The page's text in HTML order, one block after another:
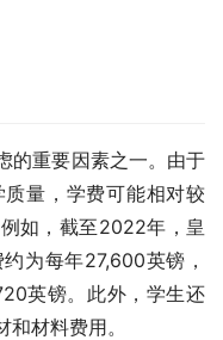
的重要因素之一。由于
量，学费可能相对较
如，截至2022年，皇
为每年27,600英镑，
英镑。此外，学生还
材料费用。